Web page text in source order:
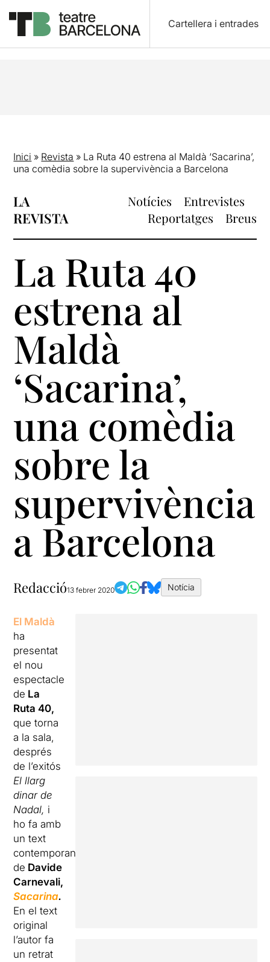
Cartellera i entrades
Inici » Revista » La Ruta 40 estrena al Maldà ‘Sacarina’,
una comèdia sobre la supervivència a Barcelona
LA
REVISTA
Notícies
Entrevistes
Reportatges
Breus
La Ruta 40
estrena al
Maldà
‘Sacarina’,
una comèdia
sobre la
supervivència
a Barcelona
Redacció13 febrer 2020 Notícia
El Maldà
ha
presentat
el nou
espectacle
de La
Ruta 40,
que torna
a la sala,
després
de l’exitós
El llarg
dinar de
Nadal, i
ho fa amb
un text
contemporani
de Davide
Carnevali,
Sacarina.
En el text
original
l’autor fa
un retrat